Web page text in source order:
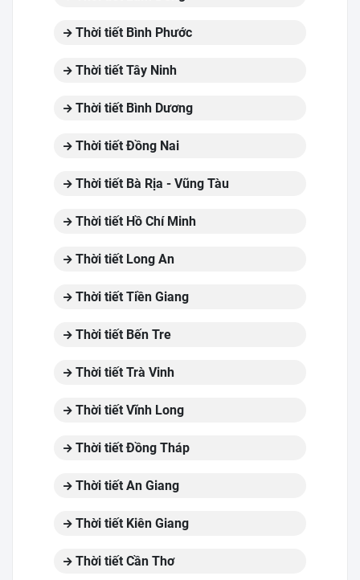
Thời tiết Bình Phước
Thời tiết Tây Ninh
Thời tiết Bình Dương
Thời tiết Đồng Nai
Thời tiết Bà Rịa - Vũng Tàu
Thời tiết Hồ Chí Minh
Thời tiết Long An
Thời tiết Tiền Giang
Thời tiết Bến Tre
Thời tiết Trà Vinh
Thời tiết Vĩnh Long
Thời tiết Đồng Tháp
Thời tiết An Giang
Thời tiết Kiên Giang
Thời tiết Cần Thơ